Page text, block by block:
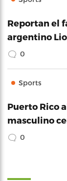
Reportan el
argentino
0
Sports
Puerto Rico
masculino
0